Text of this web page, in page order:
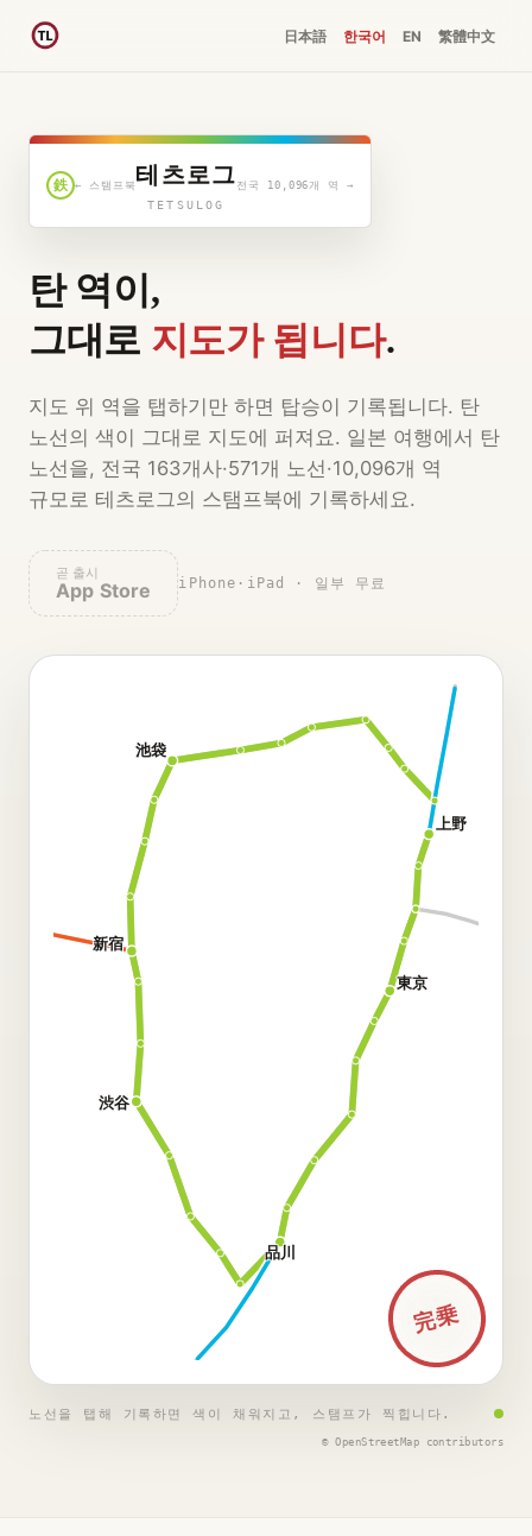
日本語 한국어 EN 繁體中文
鉄 ← 스탬프북 테츠로그
TETSULOG
전국 10,096개 역 →
탄 역이,
그대로 지도가 됩니다.
지도 위 역을 탭하기만 하면 탑승이 기록됩니다. 탄
노선의 색이 그대로 지도에 퍼져요. 일본 여행에서 탄
노선을, 전국 163개사·571개 노선·10,096개 역
규모로 테츠로그의 스탬프북에 기록하세요.
곧 출시
App Store iPhone·iPad · 일부 무료
東京
新宿
渋谷
池袋
上野
品川
完乗
노선을 탭해 기록하면 색이 채워지고, 스탬프가 찍힙니다.
© OpenStreetMap contributors